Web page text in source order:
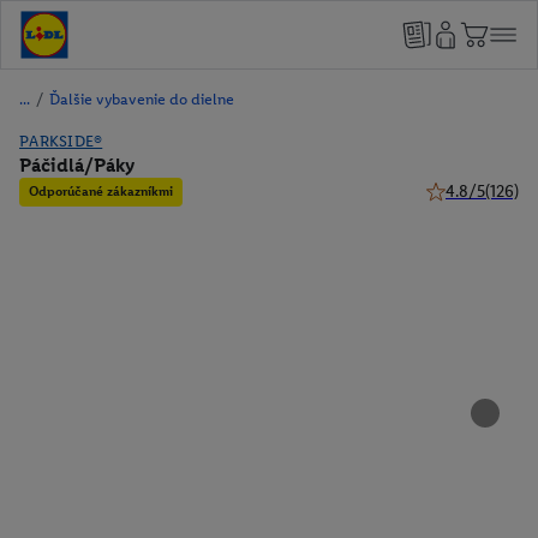
/ Ďalšie vybavenie do dielne
PARKSIDE®
Páčidlá/Páky
Odporúčané zákazníkmi 4.8/5(126)